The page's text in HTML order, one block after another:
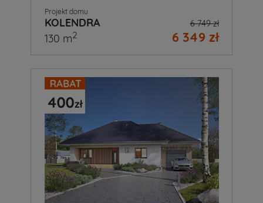
Projekt domu
KOLENDRA 6 749 zł
6 349 zł
130 m2